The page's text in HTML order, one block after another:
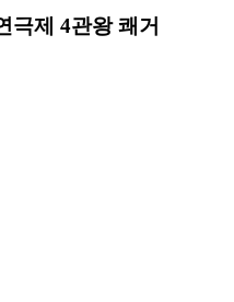
극제 4관왕 쾌거